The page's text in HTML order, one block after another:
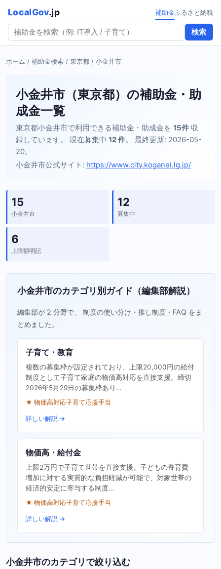
LocalGov.jp
検索
補助金ふるさと納税
ホーム / 補助金検索 / 東京都 / 小金井市
小金井市（東京都）の補助金・助
成金一覧
東京都小金井市で利用できる補助金・助成金を 15件 収
録しています。 現在募集中 12 件。 最終更新: 2026-05-
20。
小金井市公式サイト: https://www.city.koganei.lg.jp/
15
小金井市
12
募集中
6
上限額明記
小金井市のカテゴリ別ガイド（編集部解説）
編集部が 2 分野で、 制度の使い分け・推し制度・FAQ をま
とめました。
子育て・教育
複数の募集枠が設定されており、上限20,000円の給付
制度として子育て家庭の物価高対応を直接支援。締切
2026年5月29日の募集枠あり…
★ 物価高対応子育て応援手当
詳しい解説 →
物価高・給付金
上限2万円で子育て世帯を直接支援。子どもの養育費
増加に対する実質的な負担軽減が可能で、対象世帯の
経済的安定に寄与する制度…
★ 物価高対応子育て応援手当
詳しい解説 →
小金井市のカテゴリで絞り込む